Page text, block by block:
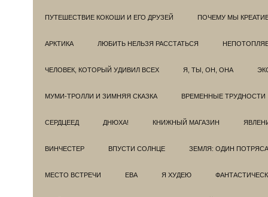
ПУТЕШЕСТВИЕ КОКОШИ И ЕГО ДРУЗЕЙ ПОЧЕМУ МЫ
АРКТИКА ЛЮБИТЬ НЕЛЬЗЯ РАССТАТЬСЯ
ЧЕЛОВЕК, КОТОРЫЙ УДИВИЛ ВСЕХ Я, ТЫ, ОН, ОНА
МУМИ-ТРОЛЛИ И ЗИМНЯЯ СКАЗКА ВРЕМЕННЫЕ ТРУДНОСТИ
СЕРДЦЕЕД ДНЮХА! КНИЖНЫЙ МАГАЗИН
ВИНЧЕСТЕР ВПУСТИ СОЛНЦЕ ЗЕМЛЯ: ОДИН
МЕСТО ВСТРЕЧИ ЕВА Я ХУДЕЮ